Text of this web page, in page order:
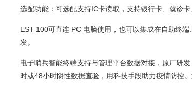
选配功能：可选配支持IC卡读取，支持银行卡、就诊
EST-100可直连 PC 电脑使用，也可以集成在自助终
发。
电子哨兵智能终端支持与管理平台数据对接，原厂研
时或48小时阴性数据查验，用科技手段助力疫情防控